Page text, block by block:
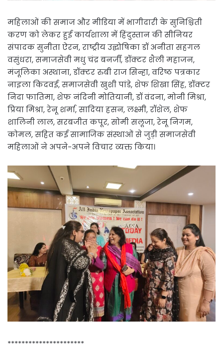
महिलाओं की समाज और मीडिया में भागीदारी के सुनिश्चिती
करण को लेकर हुई कार्यशाला में हिंदुस्तान की सीनियर
संपादक सुनीता ऐरन, राष्ट्रीय उद्घोषिका डॉ अनीता सहगल
वसुंधरा, समाजसेवी मधु चंद्र बनर्जी, डॉक्टर शैली महाजन,
मंजूलिका अस्थाना, डॉक्टर रुबी राज सिन्हा, वरिष्ठ पत्रकार
नाइला किदवई, समाजसेवी खुशी पांडे, शेफ शिखा सिंह, डॉक्टर
निदा फातिमा, शेफ नंदिनी मोतियानी, डॉ वंदना, मोनी मिश्रा,
प्रिया मिश्रा, रेनू शर्मा, सादिया हसन, लक्ष्मी, रॉशेल, शेफ
शालिनी लाल, सरबजीत कपूर, सोमी सलूजा, रेनू निगम,
कोमल, सहित कई सामाजिक संस्थाओं से जुड़ी समाजसेवी
महिलाओं ने अपने-अपने विचार व्यक्त किया।
**********************